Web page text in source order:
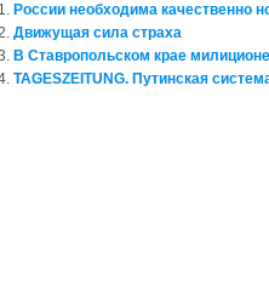
России необходима качественно
Движущая сила страха
В Ставропольском крае
TAGESZEITUNG. Путинская